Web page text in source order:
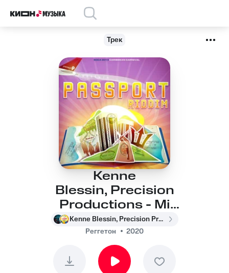
Трек
Kenne
Blessin, Precision
Productions - Mi
Nature (Jamaica)
Kenne Blessin, Precision Productions
Реггетон
2020